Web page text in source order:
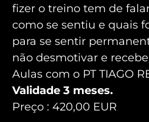
fizer o treino tem de
como se sentiu e quais
para se sentir
não desmotivar e
Aulas com o PT TIAGO
Validade 3 meses.
Preço : 420,00 EUR